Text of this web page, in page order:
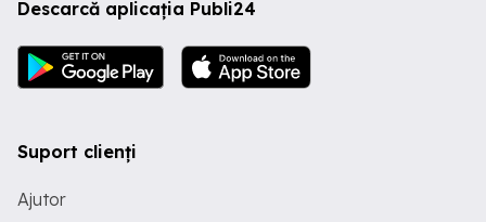
Descarcă aplicația Publi24
Suport clienți
Ajutor